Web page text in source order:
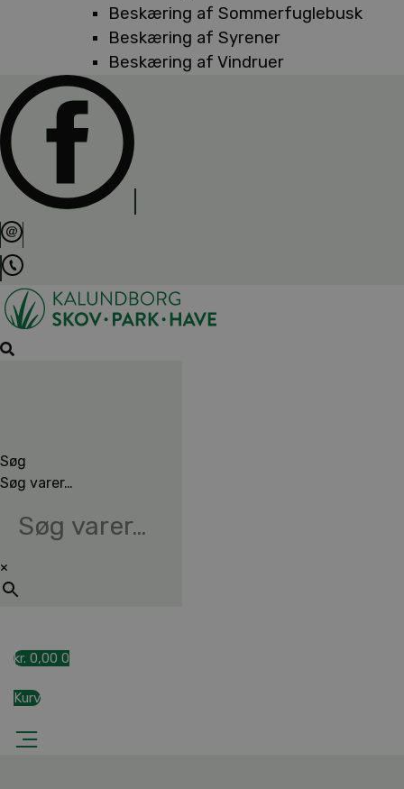
Beskæring af Sommerfuglebusk
Beskæring af Syrener
Beskæring af Vindruer
Søg
Søg varer…
×
kr. 0,00 0
Kurv